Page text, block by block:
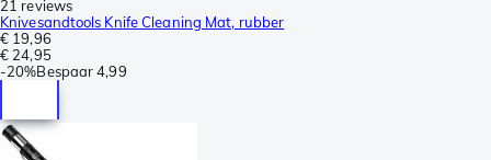
21 reviews
Knivesandtools Knife Cleaning Mat, rubber
€ 19,96
€ 24,95
-20%Bespaar 4,99